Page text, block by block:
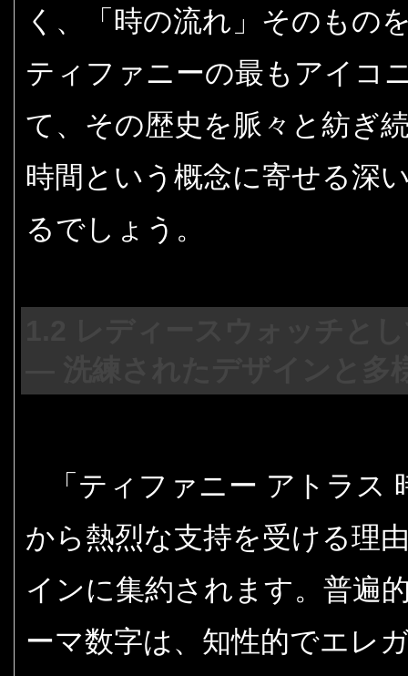
く、「時の流れ」そのもの
ティファニーの最もアイコ
て、その歴史を脈々と紡ぎ
時間という概念に寄せる深
るでしょう。
「ティファニー アトラス
から熱烈な支持を受ける理
インに集約されます。普遍
ーマ数字は、知性的でエレ